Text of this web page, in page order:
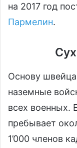
на 2017 год
Пармелин.
Основу
наземные
всех военных.
пребывает
1’000 членов